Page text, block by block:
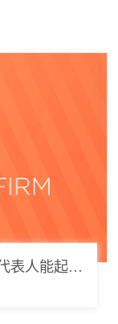
弘齐研析｜自己告自己？现任法定代表人能起诉公司索要劳动报酬吗？